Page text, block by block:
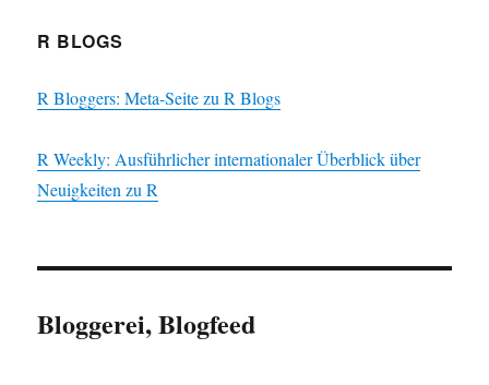
R BLOGS
R Bloggers: Meta-Seite zu R Blogs
R Weekly: Ausführlicher internationaler Überblick über
Neuigkeiten zu R
Bloggerei, Blogfeed